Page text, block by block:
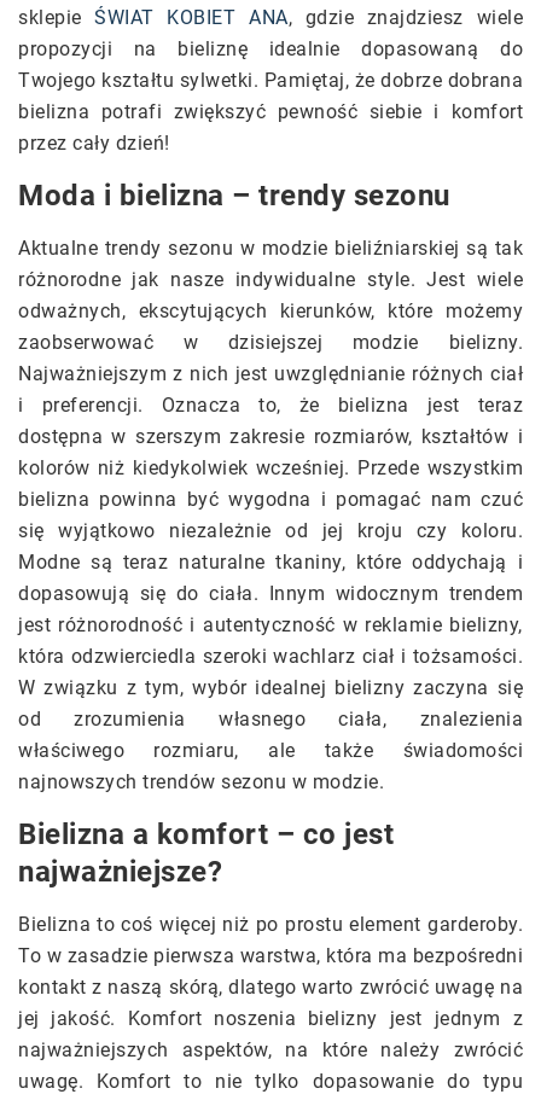
sklepieŚWIAT KOBIET ANA, gdzie znajdziesz wiele
propozycji na bieliznę idealnie dopasowaną do
Twojego kształtu sylwetki. Pamiętaj, że dobrze dobrana
bielizna potrafi zwiększyć pewność siebie i komfort
przez cały dzień!
Moda i bielizna – trendy sezonu
Aktualne trendy sezonu w modzie bieliźniarskiej są tak
różnorodne jak nasze indywidualne style. Jest wiele
odważnych, ekscytujących kierunków, które możemy
zaobserwować w dzisiejszej modzie bielizny.
Najważniejszym z nich jest uwzględnianie różnych ciał
i preferencji. Oznacza to, że bielizna jest teraz
dostępna w szerszym zakresie rozmiarów, kształtów i
kolorów niż kiedykolwiek wcześniej. Przede wszystkim
bielizna powinna być wygodna i pomagać nam czuć
się wyjątkowo niezależnie od jej kroju czy koloru.
Modne są teraz naturalne tkaniny, które oddychają i
dopasowują się do ciała. Innym widocznym trendem
jest różnorodność i autentyczność w reklamie bielizny,
która odzwierciedla szeroki wachlarz ciał i tożsamości.
W związku z tym, wybór idealnej bielizny zaczyna się
od zrozumienia własnego ciała, znalezienia
właściwego rozmiaru, ale także świadomości
najnowszych trendów sezonu w modzie.
Bielizna a komfort – co jest
najważniejsze?
Bielizna to coś więcej niż po prostu element garderoby.
To w zasadzie pierwsza warstwa, która ma bezpośredni
kontakt z naszą skórą, dlatego warto zwrócić uwagę na
jej jakość. Komfort noszenia bielizny jest jednym z
najważniejszych aspektów, na które należy zwrócić
uwagę. Komfort to nie tylko dopasowanie do typu